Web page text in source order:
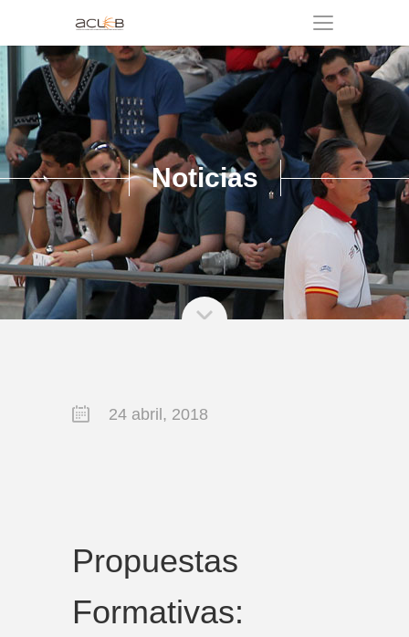
Noticias
24 abril, 2018
Propuestas
Formativas: